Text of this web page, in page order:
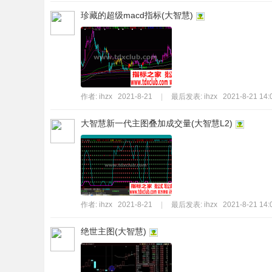
珍藏的超级macd指标(大智慧)
作者: ihzx 2021-8-21 最后发表: ihzx 2021-8-21
大智慧新一代主图叠加成交量(大智慧L2)
作者: ihzx 2021-8-21 最后发表: ihzx 2021-8-21
绝世主图(大智慧)